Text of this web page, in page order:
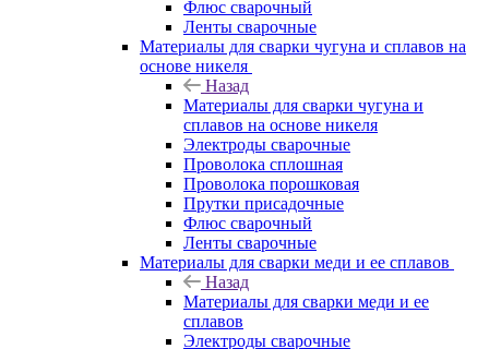
Флюс сварочный
Ленты сварочные
Материалы для сварки чугуна и сплавов на
основе никеля
Назад
Материалы для сварки чугуна и
сплавов на основе никеля
Электроды сварочные
Проволока сплошная
Проволока порошковая
Прутки присадочные
Флюс сварочный
Ленты сварочные
Материалы для сварки меди и ее сплавов
Назад
Материалы для сварки меди и ее
сплавов
Электроды сварочные